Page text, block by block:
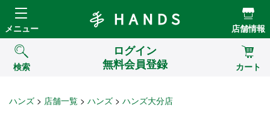
Hands ハンズ
メニュー 店舗情報
検索
ログイン
無料会員登録
カート
ハンズ 店舗一覧 ハンズ ハンズ大分店